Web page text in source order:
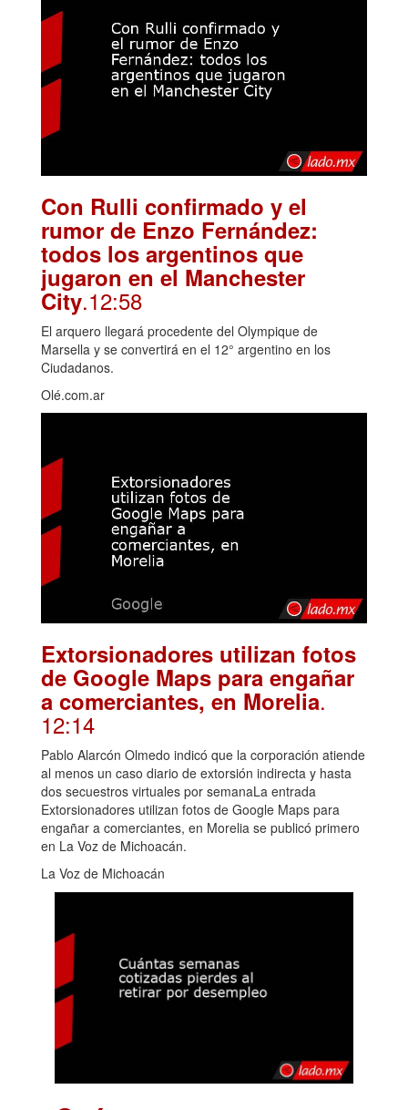
Con Rulli confirmado y el
rumor de Enzo Fernández:
todos los argentinos que
jugaron en el Manchester
City.12:58
El arquero llegará procedente del Olympique de
Marsella y se convertirá en el 12° argentino en los
Ciudadanos.
Olé.com.ar
Extorsionadores utilizan fotos
de Google Maps para engañar
a comerciantes, en Morelia.
12:14
Pablo Alarcón Olmedo indicó que la corporación atiende
al menos un caso diario de extorsión indirecta y hasta
dos secuestros virtuales por semanaLa entrada
Extorsionadores utilizan fotos de Google Maps para
engañar a comerciantes, en Morelia se publicó primero
en La Voz de Michoacán.
La Voz de Michoacán